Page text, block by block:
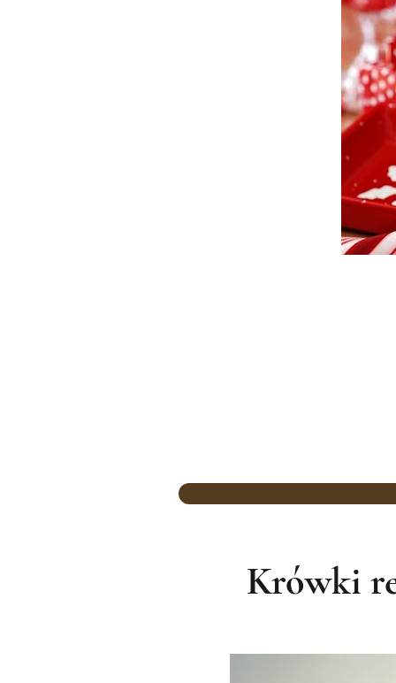
Krówki